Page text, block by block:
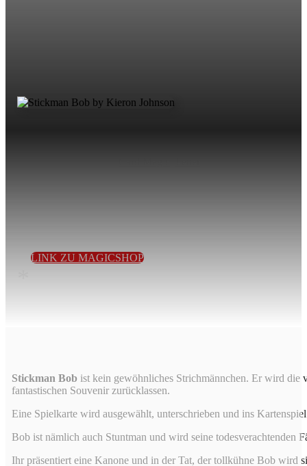
LINK ZU MAGICSHOP
*
Stickman Bob ist kein gewöhnliches Strichmännchen. Er wird die
fantastischen Souvenir zurücklassen.
Eine Spielkarte wird ausgewählt, unterschrieben und ins
Bob ist nämlich auch Stuntman und wird seine todesverachtenden
Ihr präsentiert eine Kanone und in der Tat, der tollkühne Bob wird